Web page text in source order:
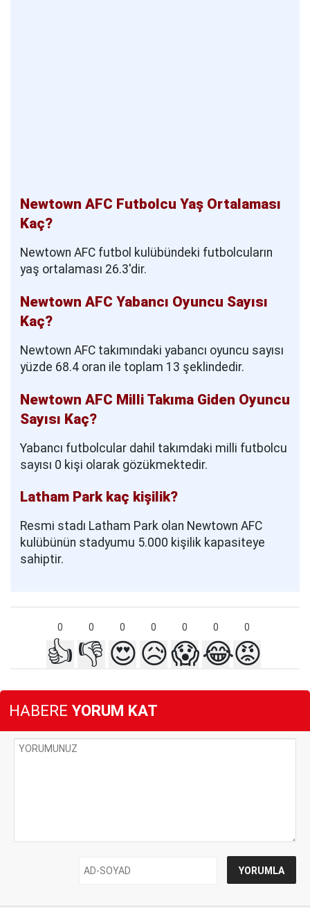
Newtown AFC Futbolcu Yaş Ortalaması
Kaç?
Newtown AFC futbol kulübündeki futbolcuların
yaş ortalaması 26.3'dir.
Newtown AFC Yabancı Oyuncu Sayısı
Kaç?
Newtown AFC takımındaki yabancı oyuncu sayısı
yüzde 68.4 oran ile toplam 13 şeklindedir.
Newtown AFC Milli Takıma Giden Oyuncu
Sayısı Kaç?
Yabancı futbolcular dahil takımdaki milli futbolcu
sayısı 0 kişi olarak gözükmektedir.
Latham Park kaç kişilik?
Resmi stadı Latham Park olan Newtown AFC
kulübünün stadyumu 5.000 kişilik kapasiteye
sahiptir.
0 0 0 0 0 0 0
👍 👎 😍😥😱😂😡
HABERE YORUM KAT